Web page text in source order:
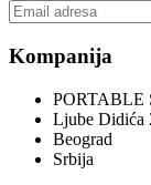
Kompanija
PORTABLE
Ljube Didića
Beograd
Srbija